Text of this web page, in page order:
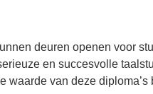
deuren openen voor
en succesvolle
waarde van deze